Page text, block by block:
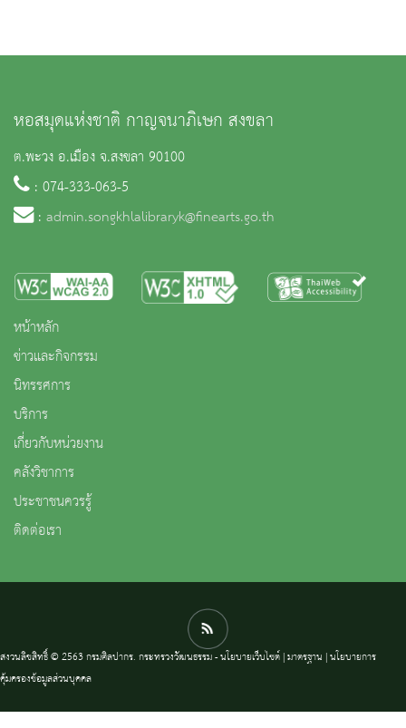
หอสมุดแห่งชาติ กาญจนาภิเษก สงขลา
ต.พะวง อ.เมือง จ.สงขลา 90100
: 074-333-063-5
: admin.songkhlalibraryk@finearts.go.th
หน้าหลัก
ข่าวและกิจกรรม
นิทรรศการ
บริการ
เกี่ยวกับหน่วยงาน
คลังวิชาการ
ประชาชนควรรู้
ติดต่อเรา
สงวนลิขสิทธิ์ © 2563 กรมศิลปากร. กระทรวงวัฒนธรรม -นโยบายเว็บไซต์|มาตรฐาน |นโยบายการ
คุ้มครองข้อมูลส่วนบุคคล